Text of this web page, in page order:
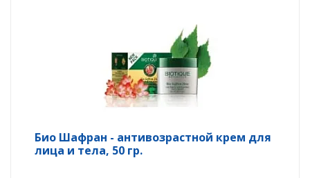
Био Шафран - антивозрастной крем для
лица и тела, 50 гр.